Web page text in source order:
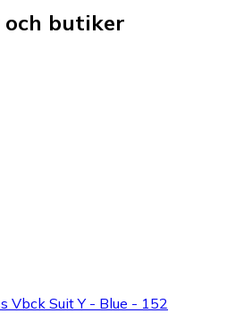
och butiker
Vbck Suit Y - Blue - 152